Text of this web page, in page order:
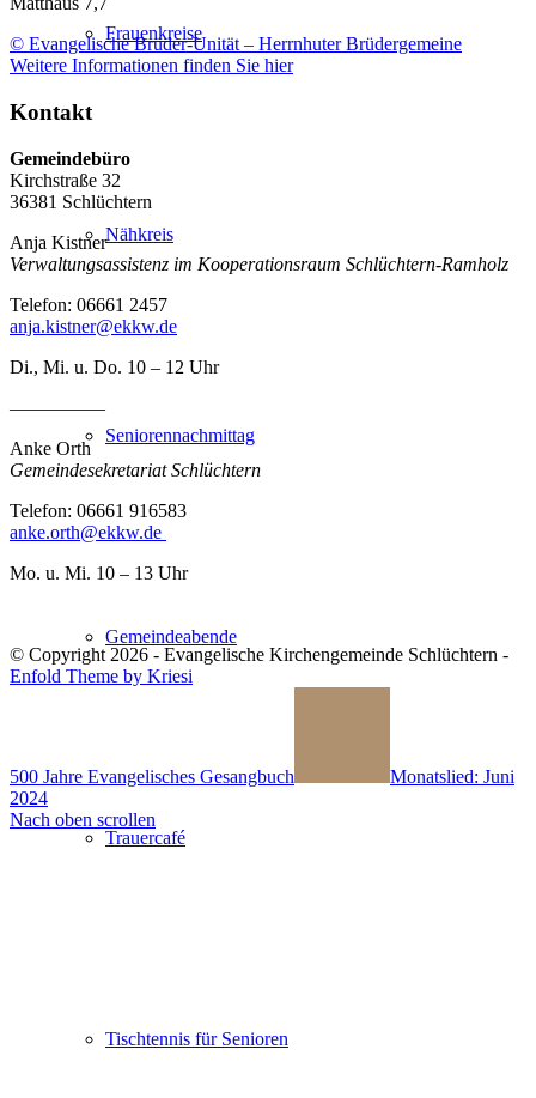
Frauenkreise
Nähkreis
Seniorennachmittag
Gemeindeabende
Trauercafé
Tischtennis für Senioren
© Evangelische Brüder-Unität – Herrnhuter Brüdergemeine
Weitere Informationen finden Sie hier
Kontakt
Gemeindebüro
Kirchstraße 32
36381 Schlüchtern
Anja Kistner
Verwaltungsassistenz im Kooperationsraum Schlüchtern-Ramholz
Telefon: 06661 2457
anja.kistner@ekkw.de
Di., Mi. u. Do. 10 – 12 Uhr
—————
Anke Orth
Gemeindesekretariat Schlüchtern
Telefon: 06661 916583
anke.orth@ekkw.de
Mo. u. Mi. 10 – 13 Uhr
© Copyright 2026 - Evangelische Kirchengemeinde Schlüchtern -
Enfold Theme by Kriesi
500 Jahre Evangelisches Gesangbuch
Monatslied: Juni
2024
Nach oben scrollen